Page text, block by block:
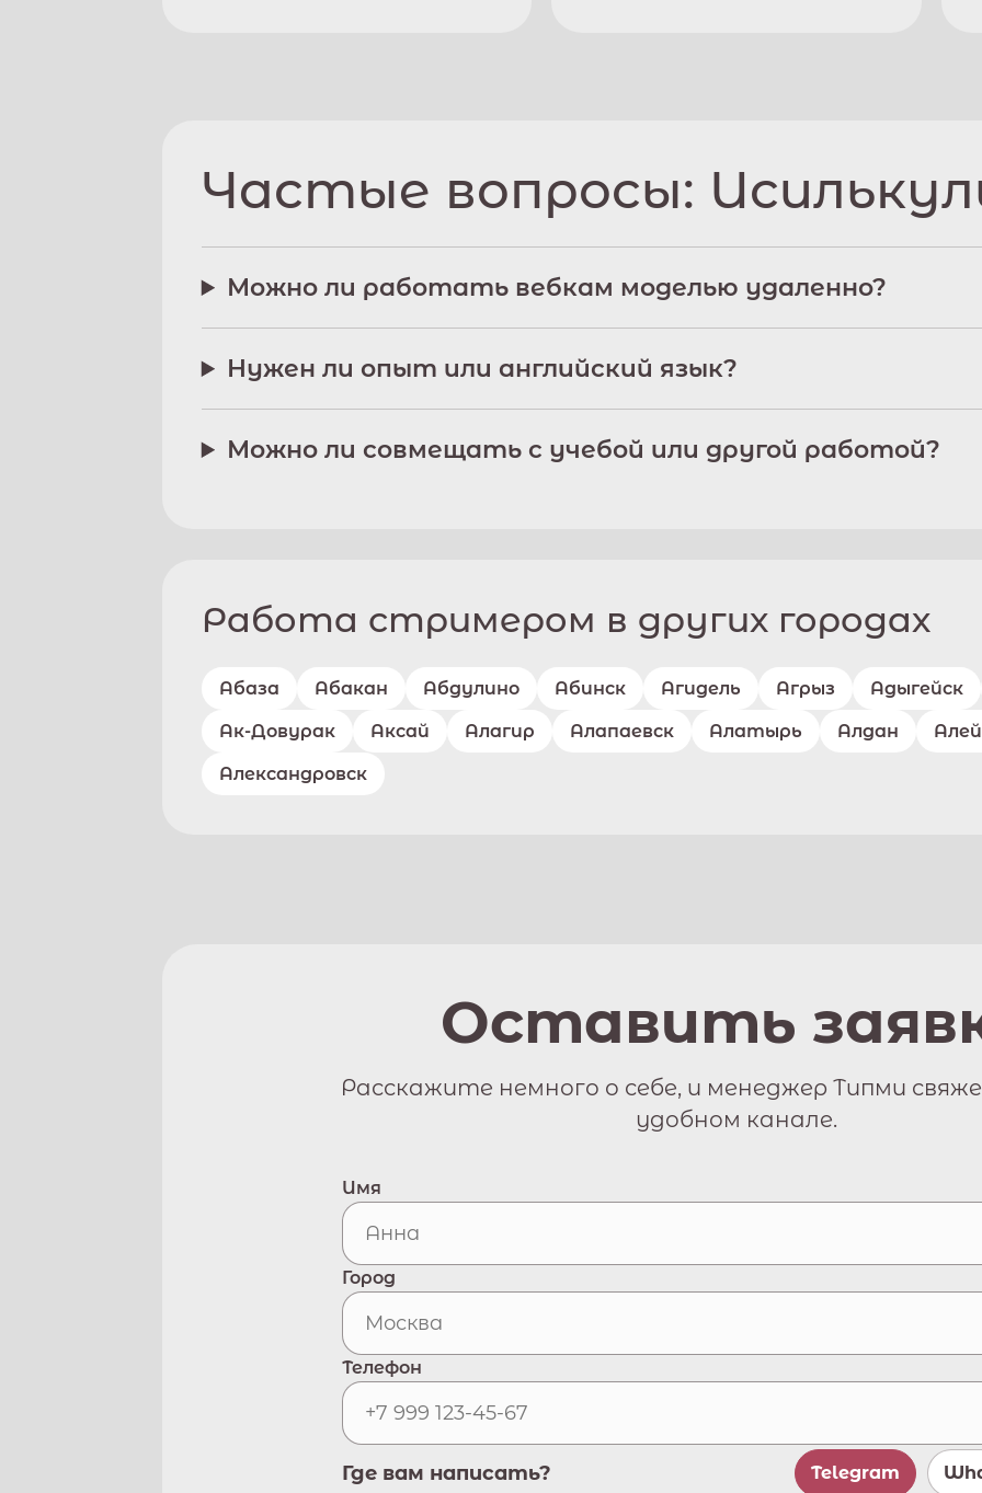
Частые вопросы:
Можно ли работать вебкам моделью удаленно?
Нужен ли опыт или английский язык?
Можно ли совмещать с учебой или другой работой?
Работа стримером в других городах
Абаза Абакан Абдулино Абинск Агидель Агрыз Адыгейск
Ак-Довурак Аксай Алагир Алапаевск Алатырь Алдан
Александровск
Оставить
Расскажите немного о себе, и менеджер Типми
удобном канале.
Имя
Город
Телефон
Где вам написать? Telegram